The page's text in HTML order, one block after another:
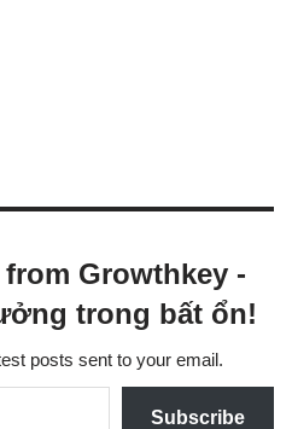
Growthkey -
trong bất ổn!
posts sent to your email.
Subscribe